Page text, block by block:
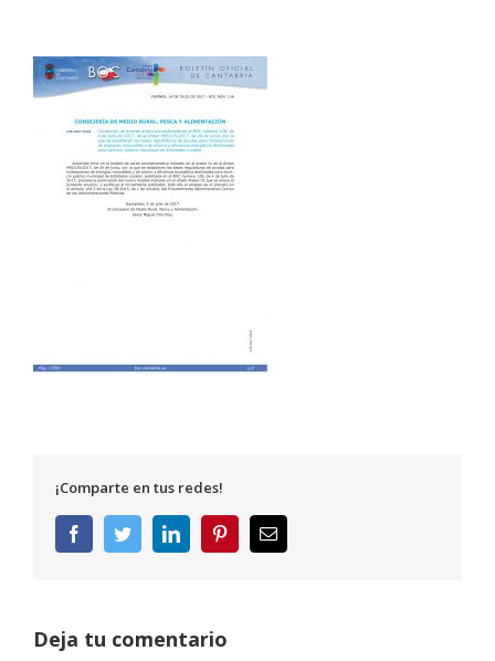
¡Comparte en tus redes!
FacebookTwitterLinkedInPinterestCorreo
electrónico
Deja tu comentario